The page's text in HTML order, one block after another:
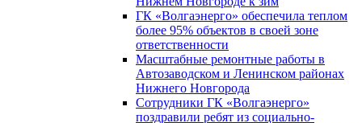
ГК «Волгаэнерго» обеспечила теплом
более 95% объектов в своей зоне
ответственности
Масштабные ремонтные работы в
Автозаводском и Ленинском районах
Нижнего Новгорода
Сотрудники ГК «Волгаэнерго»
поздравили ребят из социально-